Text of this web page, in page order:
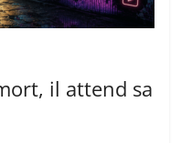
il attend sa